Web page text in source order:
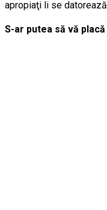
apropiaţi li se
S-ar putea să vă placă